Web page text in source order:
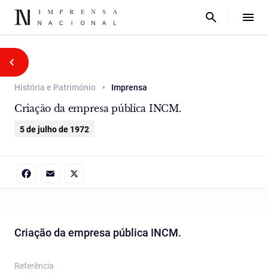
História e Património Imprensa
Criação da empresa pública INCM.
5 de julho de 1972
Criação da empresa pública INCM.
Referência